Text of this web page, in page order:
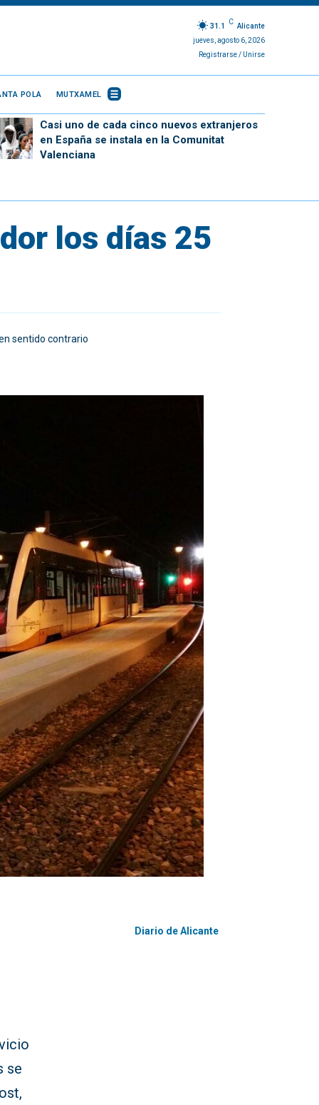
31.1
C
Alicante
jueves, agosto 6, 2026
Registrarse / Unirse
POLA MUTXAMEL
Casi uno de cada cinco nuevos extranjeros
en España se instala en la Comunitat
Valenciana
los días 25
sentido contrario
Diario de Alicante
se